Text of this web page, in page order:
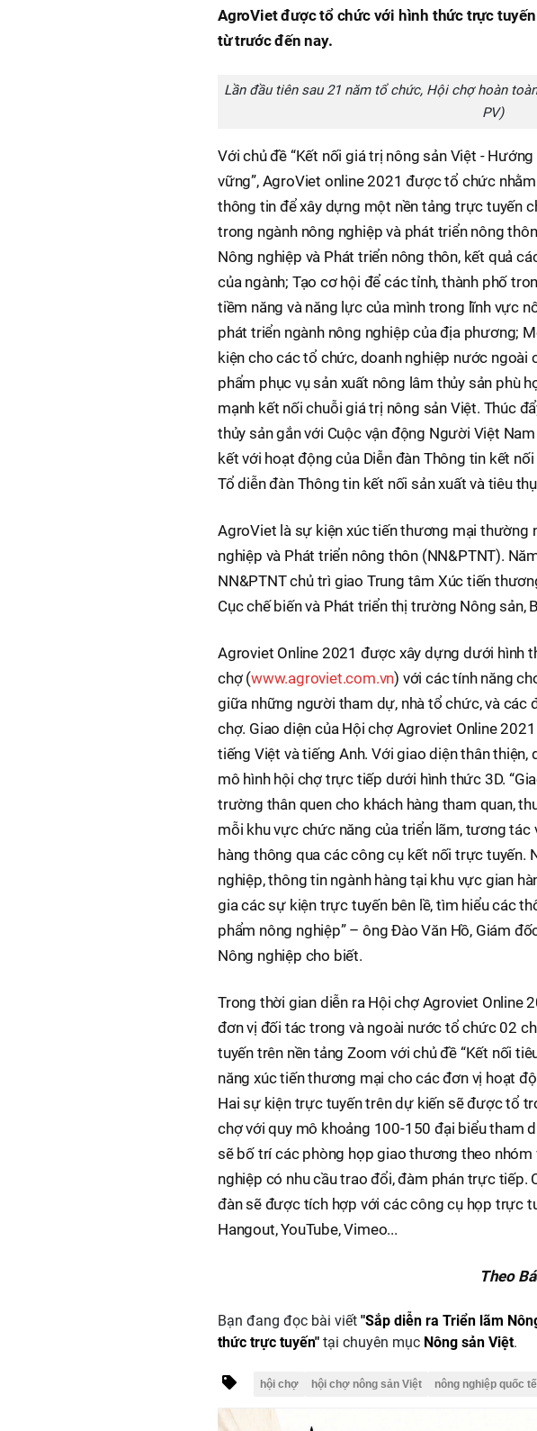
AgroViet được tổ chức với hình thức trực
từ trước đến nay.
Lần đầu tiên sau 21 năm tổ chức, Hội chợ hoàn
PV)
Với chủ đề “Kết nối giá trị nông sản Việt -
vững”, AgroViet online 2021 được tổ chức
thông tin để xây dựng một nền tảng trực tuyến
trong ngành nông nghiệp và phát triển nông
Nông nghiệp và Phát triển nông thôn, kết quả
của ngành; Tạo cơ hội để các tỉnh, thành phố
tiềm năng và năng lực của mình trong lĩnh vực
phát triển ngành nông nghiệp của địa phương;
kiện cho các tổ chức, doanh nghiệp nước ngoài
phẩm phục vụ sản xuất nông lâm thủy sản phù
mạnh kết nối chuỗi giá trị nông sản Việt. Thúc
thủy sản gắn với Cuộc vận động Người Việt
kết với hoạt động của Diễn đàn Thông tin kết
Tổ diễn đàn Thông tin kết nối sản xuất và tiêu
AgroViet là sự kiện xúc tiến thương mại thường
nghiệp và Phát triển nông thôn (NN&PTNT).
NN&PTNT chủ trì giao Trung tâm Xúc tiến
Cục chế biến và Phát triển thị trường Nông sản,
Agroviet Online 2021 được xây dựng dưới hình
chợ (www.agroviet.com.vn) với các tính năng
giữa những người tham dự, nhà tổ chức, và các
chợ. Giao diện của Hội chợ Agroviet Online
tiếng Việt và tiếng Anh. Với giao diện thân
mô hình hội chợ trực tiếp dưới hình thức 3D.
trường thân quen cho khách hàng tham quan,
mỗi khu vực chức năng của triển lãm, tương
hàng thông qua các công cụ kết nối trực tuyến.
nghiệp, thông tin ngành hàng tại khu vực gian
gia các sự kiện trực tuyến bên lề, tìm hiểu các
phẩm nông nghiệp” – ông Đào Văn Hồ, Giám
Nông nghiệp cho biết.
Trong thời gian diễn ra Hội chợ Agroviet Online
đơn vị đối tác trong và ngoài nước tổ chức 02
tuyến trên nền tảng Zoom với chủ đề “Kết nối
năng xúc tiến thương mại cho các đơn vị hoạt
Hai sự kiện trực tuyến trên dự kiến sẽ được tổ
chợ với quy mô khoảng 100-150 đại biểu tham
sẽ bố trí các phòng họp giao thương theo
nghiệp có nhu cầu trao đổi, đàm phán trực tiếp.
đàn sẽ được tích hợp với các công cụ họp trực
Hangout, YouTube, Vimeo...
Theo
Bạn đang đọc bài viết "Sắp diễn ra Triển lãm
thức trực tuyến" tại chuyên mục Nông sản Việt.
hội chợ hội chợ nông sản Việt nông nghiệp quốc tế